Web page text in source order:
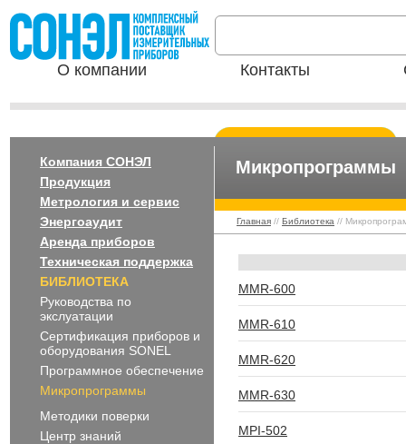
О компании Контакты
Компания СОНЭЛ
Продукция
Метрология и сервис
Энергоаудит
Аренда приборов
Техническая поддержка
БИБЛИОТЕКА
Руководства по
экслуатации
Сертификация приборов и
оборудования SONEL
Программное обеспечение
Микропрограммы
Методики поверки
Центр знаний
Микропрограммы
Главная // Библиотека //
MMR-600
MMR-610
MMR-620
MMR-630
MPI-502